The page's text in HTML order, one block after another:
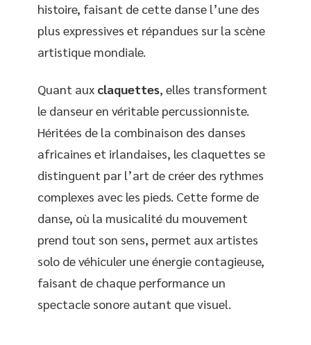
histoire, faisant de cette danse l’une des
plus expressives et répandues sur la scène
artistique mondiale.
Quant aux claquettes, elles transforment
le danseur en véritable percussionniste.
Héritées de la combinaison des danses
africaines et irlandaises, les claquettes se
distinguent par l’art de créer des rythmes
complexes avec les pieds. Cette forme de
danse, où la musicalité du mouvement
prend tout son sens, permet aux artistes
solo de véhiculer une énergie contagieuse,
faisant de chaque performance un
spectacle sonore autant que visuel.